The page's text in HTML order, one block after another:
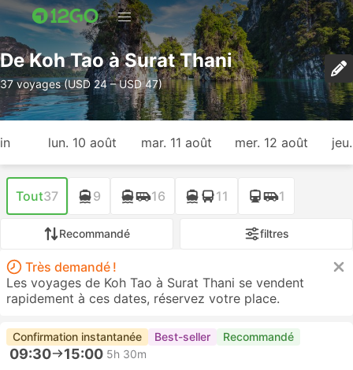
De Koh Tao à Surat Thani
37 voyages (USD 24 – USD 47)
lun. 10 août mar. 11 août mer. 12 août
Tout37 9 16 11 1
Recommandé filtres
Très demandé !
Les voyages de Koh Tao à Surat Thani se vendent
rapidement à ces dates, réservez votre place.
Confirmation instantanée Best-seller Recommandé
09:30 15:00 5h 30m